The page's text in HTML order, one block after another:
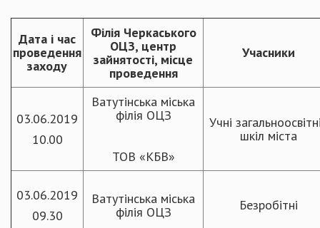
Дата і час
проведення
заходу
Філія Черкаського
ОЦЗ, центр
зайнятості, місце
проведення
Учасники
03.06.2019
10.00
Ватутінська міська
філія ОЦЗ
ТОВ «КБВ»
Учні
шкіл міста
03.06.2019
09.30
Ватутінська міська
філія ОЦЗ
Безробітні